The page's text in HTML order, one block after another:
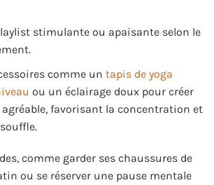
stimulante ou apaisante selon le
comme un tapis de yoga
ou un éclairage doux pour créer
favorisant la concentration et
comme garder ses chaussures de
ou se réserver une pause mentale